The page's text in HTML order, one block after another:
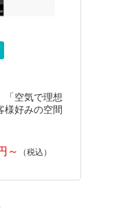
「空気で理想
様好みの空間